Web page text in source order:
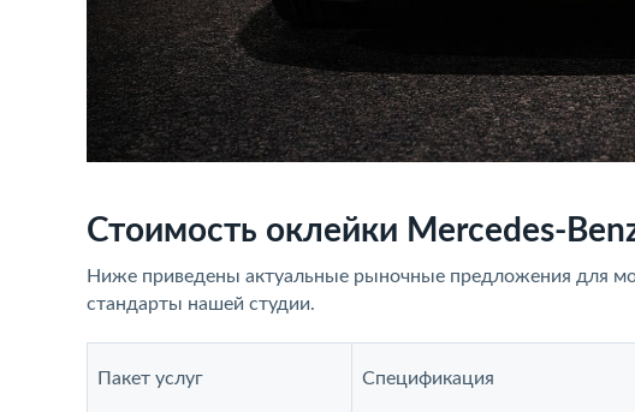
Стоимость оклейки Mercedes-
Ниже приведены актуальные рыночные предложения для
стандарты нашей студии.
Пакет услуг Спецификация